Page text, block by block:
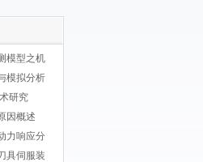
模型之机
模拟分析
研究
因概述
力响应分
具伺服装